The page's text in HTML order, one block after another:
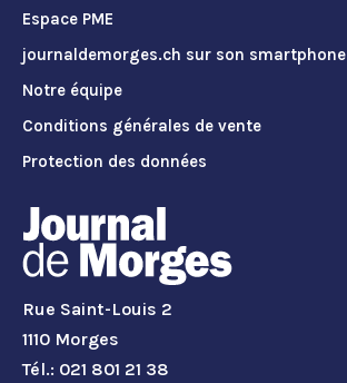
Espace PME
journaldemorges.ch sur son smartphone
Notre équipe
Conditions générales de vente
Protection des données
Rue Saint-Louis 2
1110 Morges
Tél.: 021 801 21 38